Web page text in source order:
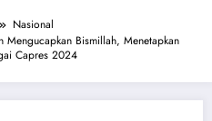
Nasional
Mengucapkan Bismillah, Menetapkan
Capres 2024